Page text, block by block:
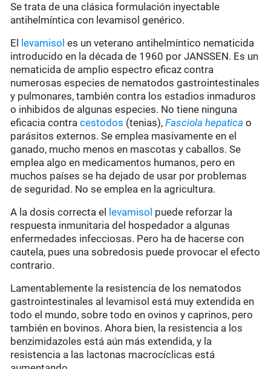
Se trata de una clásica formulación inyectable
antihelmíntica con levamisol genérico.
El
levamisol es un veterano antihelmíntico nematicida
introducido en la década de 1960 por JANSSEN. Es un
nematicida de amplio espectro eficaz contra
numerosas especies de nematodos gastrointestinales
y pulmonares, también contra los estadios inmaduros
o inhibidos de algunas especies. No tiene ninguna
eficacia contracestodos (tenias),Fasciola hepatica o
parásitos externos. Se emplea masivamente en el
ganado, mucho menos en mascotas y caballos. Se
emplea algo en medicamentos humanos, pero en
muchos países se ha dejado de usar por problemas
de seguridad. No se emplea en la agricultura.
A la dosis correcta el levamisol puede reforzar la
respuesta inmunitaria del hospedador a algunas
enfermedades infecciosas. Pero ha de hacerse con
cautela, pues una sobredosis puede provocar el efecto
contrario.
Lamentablemente la resistencia de los nematodos
gastrointestinales al levamisol está muy extendida en
todo el mundo, sobre todo en ovinos y caprinos, pero
también en bovinos. Ahora bien, la resistencia a los
benzimidazoles está aún más extendida, y la
resistencia a las lactonas macrocíclicas está